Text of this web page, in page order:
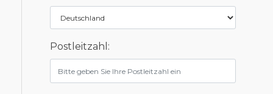
Postleitzahl: